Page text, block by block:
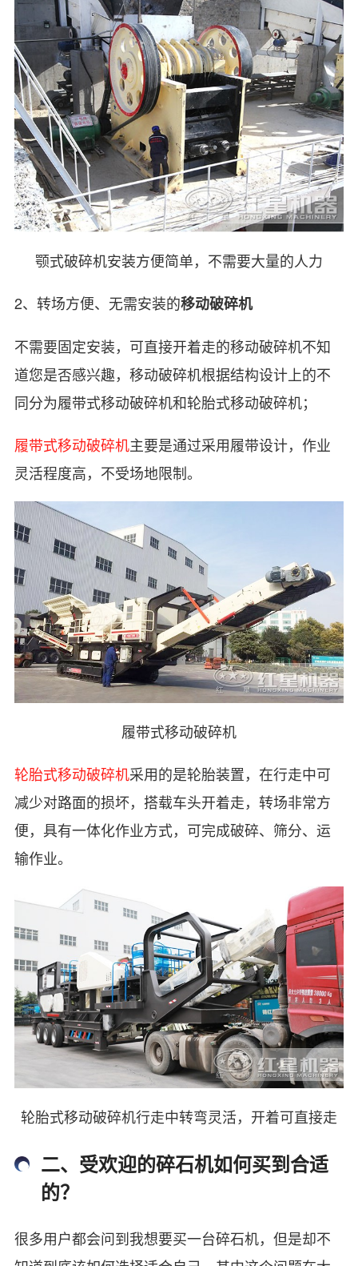
颚式破碎机安装方便简单，不需要大量的人力
2、转场方便、无需安装的移动破碎机
不需要固定安装，可直接开着走的移动破碎机不知
道您是否感兴趣，移动破碎机根据结构设计上的不
同分为履带式移动破碎机和轮胎式移动破碎机；
履带式移动破碎机主要是通过采用履带设计，作业
灵活程度高，不受场地限制。
履带式移动破碎机
轮胎式移动破碎机采用的是轮胎装置，在行走中可
减少对路面的损坏，搭载车头开着走，转场非常方
便，具有一体化作业方式，可完成破碎、筛分、运
输作业。
轮胎式移动破碎机行走中转弯灵活，开着可直接走
二、受欢迎的碎石机如何买到合适
的？
很多用户都会问到我想要买一台碎石机，但是却不